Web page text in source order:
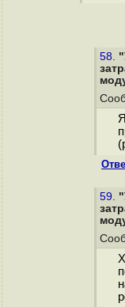
58.
59.